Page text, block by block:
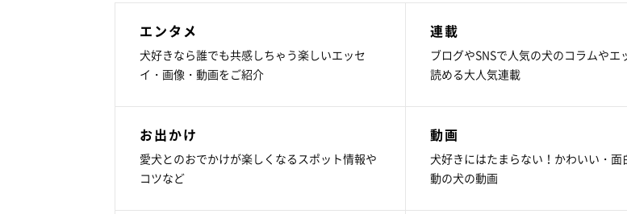
エンタメ
犬好きなら誰でも共感しちゃう楽しいエッセ
イ・画像・動画をご紹介
連載
ブログやSNSで人気の犬のコラムやエ
読める大人気連載
お出かけ
愛犬とのおでかけが楽しくなるスポット情報や
コツなど
動画
犬好きにはたまらない！かわいい・面
動の犬の動画